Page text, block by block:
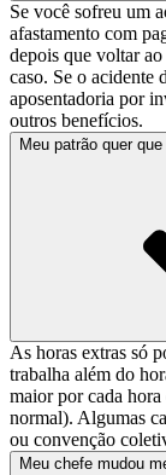
Se você sofreu um
afastamento com
depois que voltar
caso. Se o acidente
aposentadoria por
outros benefícios.
Meu patrão quer
As horas extras só
trabalha além do
maior por cada
normal). Algumas
ou convenção
Meu chefe mudou